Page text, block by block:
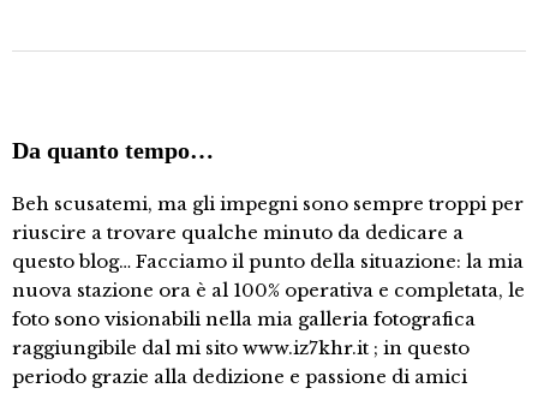
Da quanto tempo…
Beh scusatemi, ma gli impegni sono sempre troppi per
riuscire a trovare qualche minuto da dedicare a
questo blog… Facciamo il punto della situazione: la mia
nuova stazione ora è al 100% operativa e completata, le
foto sono visionabili nella mia galleria fotografica
raggiungibile dal mi sito www.iz7khr.it ; in questo
periodo grazie alla dedizione e passione di amici